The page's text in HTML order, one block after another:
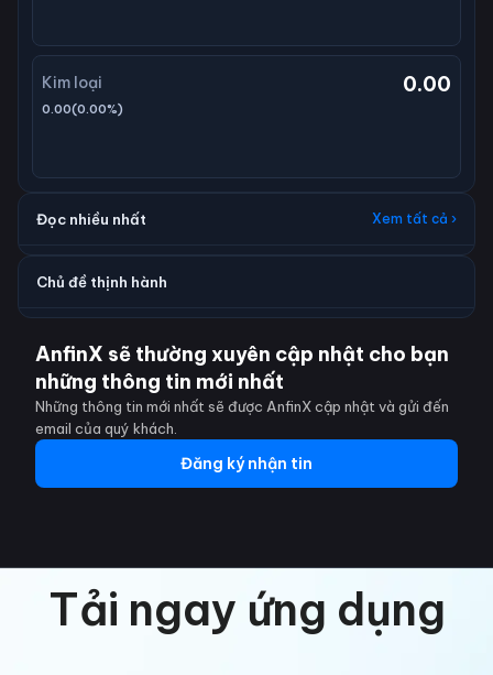
Kim loại 0.00
0.00(0.00%)
Đọc nhiều nhất Xem tất cả ›
Chủ đề thịnh hành
AnfinX sẽ thường xuyên cập nhật cho bạn
những thông tin mới nhất
Những thông tin mới nhất sẽ được AnfinX cập nhật và gửi đến
email của quý khách.
Đăng ký nhận tin
Tải ngay ứng dụng